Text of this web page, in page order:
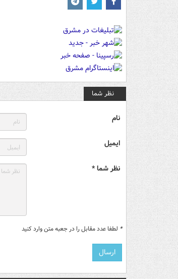
نظر شما
نام
ایمیل
نظر شما *
* لطفا عدد مقابل را در جعبه متن وارد کنید